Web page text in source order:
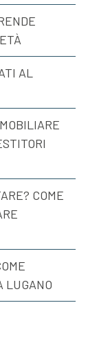
AL
COME
LUGANO